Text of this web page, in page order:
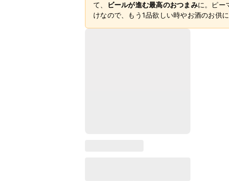
て、
ビールが進む最高のおつまみに。ピー
けなので、もう1品欲しい時やお酒のお供